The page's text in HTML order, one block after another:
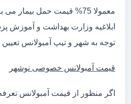
معمولا 75% قیمت حمل بیمار
ابلاغیه وزارت بهداشت و آموزش
توجه به شهر و تیپ آمبولانس
قیمت آمبولانس خصوصی نوشهر
اگر منظور از قیمت آمبولانس